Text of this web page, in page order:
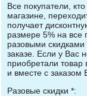
Все покупатели,
магазине,
получает
размере 5% на все
разовыми
заказе. Если у Вас
приобретали товар
и вместе с заказом
Разовые скидки *: